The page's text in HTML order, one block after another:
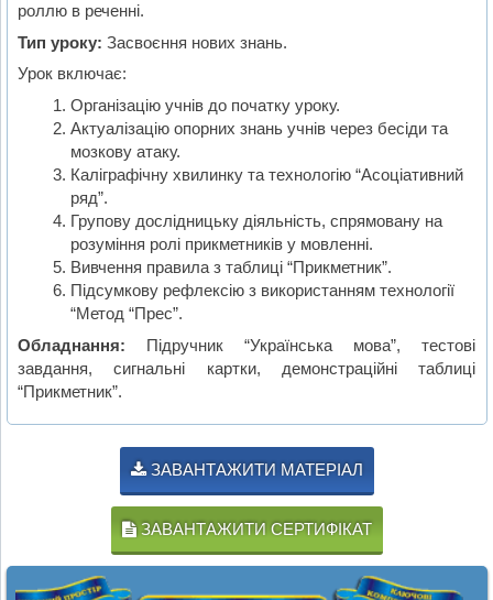
роллю в реченні.
Тип уроку: Засвоєння нових знань.
Урок включає:
Організацію учнів до початку уроку.
Актуалізацію опорних знань учнів через бесіди та
мозкову атаку.
Каліграфічну хвилинку та технологію “Асоціативний
ряд”.
Групову дослідницьку діяльність, спрямовану на
розуміння ролі прикметників у мовленні.
Вивчення правила з таблиці “Прикметник”.
Підсумкову рефлексію з використанням технології
“Метод “Прес”.
Обладнання: Підручник “Українська мова”, тестові
завдання, сигнальні картки, демонстраційні таблиці
“Прикметник”.
ЗАВАНТАЖИТИ МАТЕРІАЛ
ЗАВАНТАЖИТИ СЕРТИФІКАТ